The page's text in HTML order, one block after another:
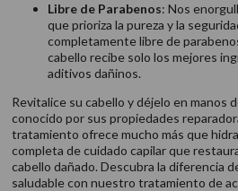
Libre de Parabenos: Nos
que prioriza la pureza y la
completamente libre de
cabello recibe solo los mejores
aditivos dañinos.
Revitalice su cabello y déjelo en manos
conocido por sus propiedades
tratamiento ofrece mucho más que
completa de cuidado capilar que
cabello dañado. Descubra la diferencia
saludable con nuestro tratamiento de